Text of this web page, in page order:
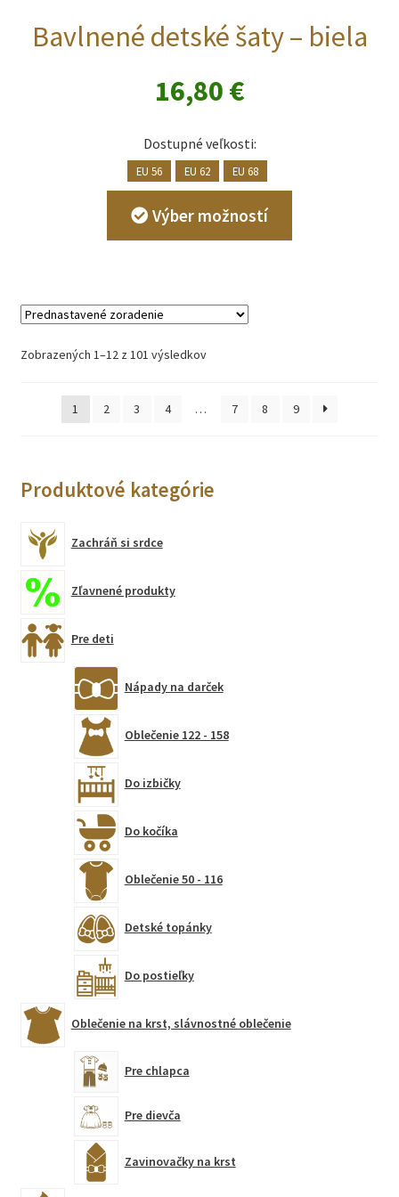
Bavlnené detské šaty – biela
16,80 €
Dostupné veľkosti:
EU 56 EU 62 EU 68
Výber možností
má
na
Zobrazených 1–12 z 101 výsledkov
1 2 3 4 … 7 8 9
Produktové kategórie
Zachráň si srdce
Zľavnené produkty
Pre deti
Nápady na darček
Oblečenie 122 - 158
Do izbičky
Do kočíka
Oblečenie 50 - 116
Detské topánky
Do postieľky
Oblečenie na krst, slávnostné oblečenie
Pre chlapca
Pre dievča
Zavinovačky na krst